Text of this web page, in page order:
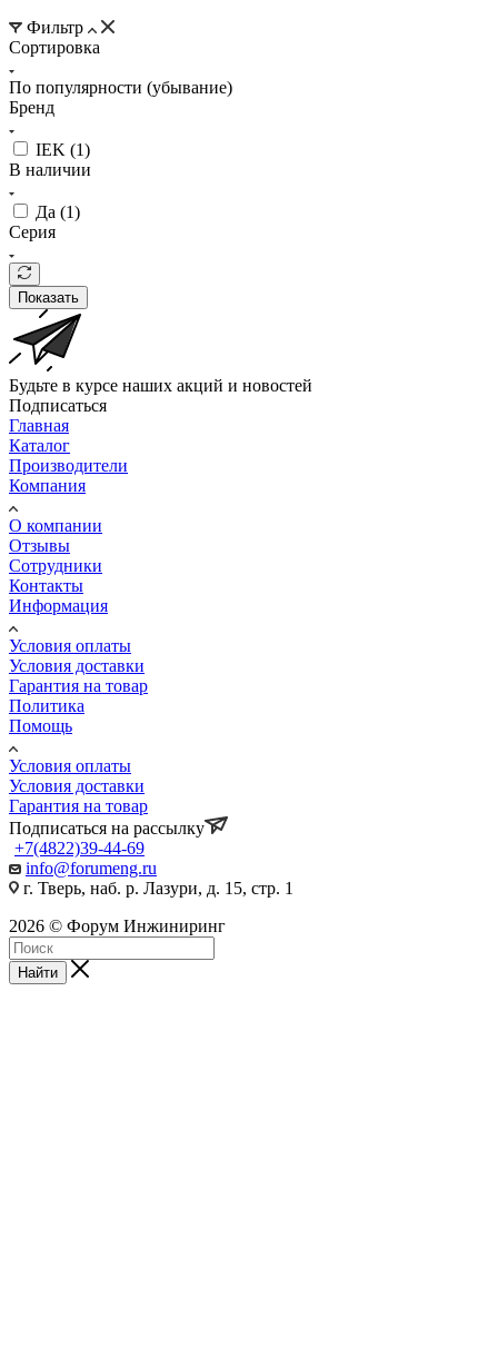
Фильтр
Сортировка
По популярности (убывание)
Бренд
IEK (1)
В наличии
Да (1)
Серия
Показать
Будьте в курсе наших акций и новостей
Подписаться
Главная
Каталог
Производители
Компания
О компании
Отзывы
Сотрудники
Контакты
Информация
Условия оплаты
Условия доставки
Гарантия на товар
Политика
Помощь
Условия оплаты
Условия доставки
Гарантия на товар
Подписаться на рассылку
+7(4822)39-44-69
info@forumeng.ru
г. Тверь, наб. р. Лазури, д. 15, стр. 1
2026 © Форум Инжиниринг
Найти